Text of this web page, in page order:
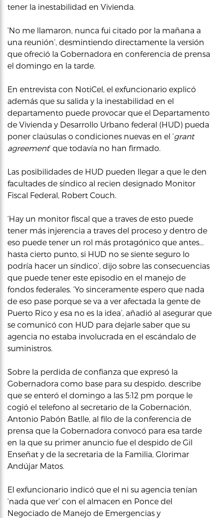
tener la inestabilidad en Vivienda.
‘No me llamaron, nunca fui citado por la mañana a
una reunión’, desmintiendo directamente la versión
que ofreció la Gobernadora en conferencia de prensa
el domingo en la tarde.
En entrevista con NotiCel, el exfuncionario explicó
además que su salida y la inestabilidad en el
departamento puede provocar que el Departamento
de Vivienda y Desarrollo Urbano federal (HUD) pueda
poner claúsulas o condiciones nuevas en el ‘grant
agreement‘ que todavía no han firmado.
Las posibilidades de HUD pueden llegar a que le den
facultades de síndico al recien designado Monitor
Fiscal Federal, Robert Couch.
‘Hay un monitor fiscal que a traves de esto puede
tener más injerencia a traves del proceso y dentro de
eso puede tener un rol más protagónico que antes…
hasta cierto punto, si HUD no se siente seguro lo
podría hacer un síndico’, dijo sobre las consecuencias
que puede tener este episodio en el manejo de
fondos federales. ‘Yo sinceramente espero que nada
de eso pase porque se va a ver afectada la gente de
Puerto Rico y esa no es la idea’, añadió al asegurar que
se comunicó con HUD para dejarle saber que su
agencia no estaba involucrada en el escándalo de
suministros.
Sobre la perdida de confianza que expresó la
Gobernadora como base para su despido, describe
que se enteró el domingo a las 5:12 pm porque le
cogió el telefono al secretario de la Gobernación,
Antonio Pabón Batlle, al filo de la conferencia de
prensa que la Gobernadora convocó para esa tarde
en la que su primer anuncio fue el despido de Gil
Enseñat y de la secretaria de la Familia, Glorimar
Andújar Matos.
El exfuncionario indicó que el ni su agencia tenían
‘nada que ver’ con el almacen en Ponce del
Negociado de Manejo de Emergencias y